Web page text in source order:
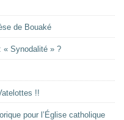
de Bouaké
« Synodalité » ?
!!
pour l’Église catholique